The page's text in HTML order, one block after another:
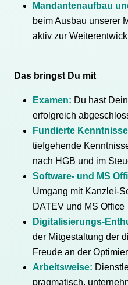
Mandantenaufbau
beim Ausbau unserer
aktiv zur
Das bringst Du mit
Examen: Du hast
erfolgreich
Fundierte
tiefgehende
nach HGB und im
Software- und MS
Umgang mit Kanzlei-
DATEV und MS Office
Digitalisierungs-
der Mitgestaltung der
Freude an der
Arbeitsweise:
pragmatisch,